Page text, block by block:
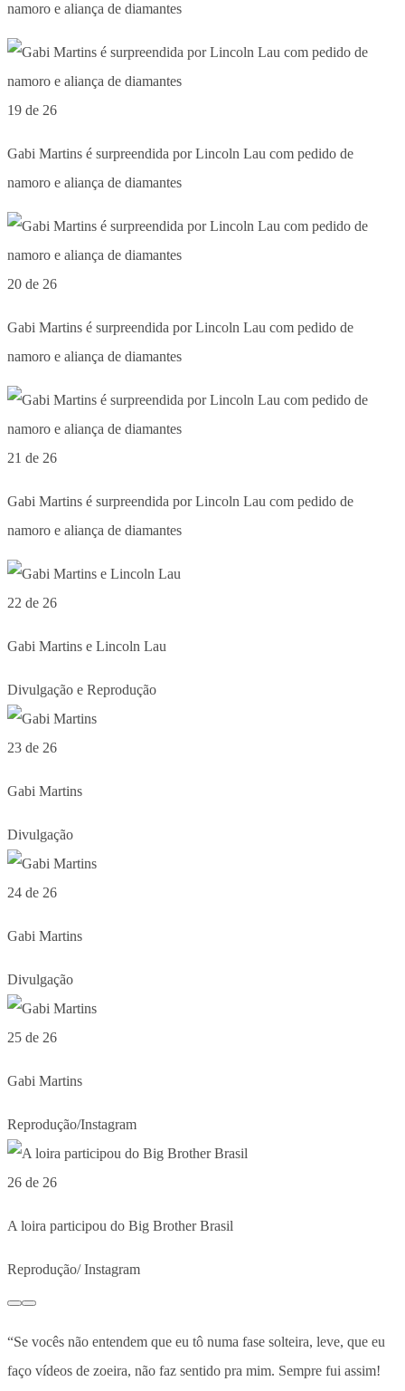
namoro e aliança de diamantes
19 de 26
Gabi Martins é surpreendida por Lincoln Lau com pedido de
namoro e aliança de diamantes
20 de 26
Gabi Martins é surpreendida por Lincoln Lau com pedido de
namoro e aliança de diamantes
21 de 26
Gabi Martins é surpreendida por Lincoln Lau com pedido de
namoro e aliança de diamantes
22 de 26
Gabi Martins e Lincoln Lau
Divulgação e Reprodução
23 de 26
Gabi Martins
Divulgação
24 de 26
Gabi Martins
Divulgação
25 de 26
Gabi Martins
Reprodução/Instagram
26 de 26
A loira participou do Big Brother Brasil
Reprodução/ Instagram
“Se vocês não entendem que eu tô numa fase solteira, leve, que eu
faço vídeos de zoeira, não faz sentido pra mim. Sempre fui assim!